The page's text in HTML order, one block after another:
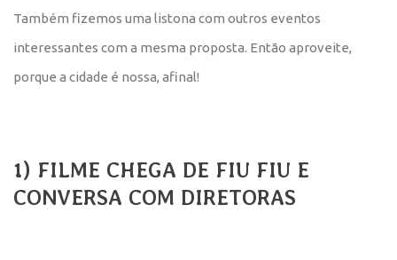
Também fizemos uma listona com outros eventos
interessantes com a mesma proposta. Então aproveite,
porque a cidade é nossa, afinal!
1) FILME CHEGA DE FIU FIU E
CONVERSA COM DIRETORAS